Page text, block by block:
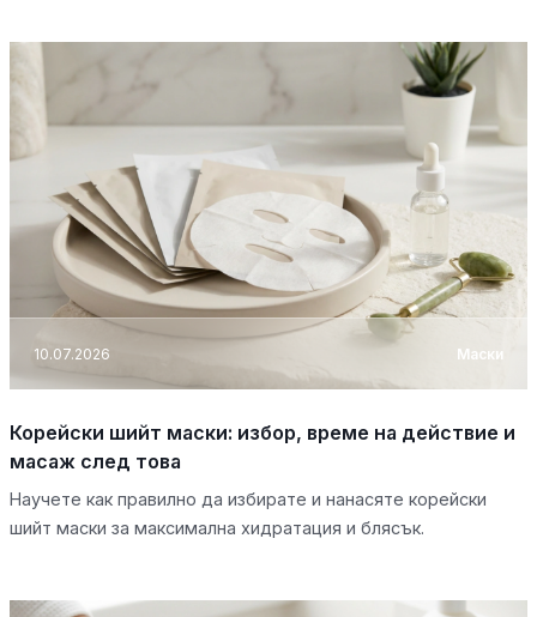
10.07.2026 Маски
Корейски шийт маски: избор, време на действие и
масаж след това
Научете как правилно да избирате и нанасяте корейски
шийт маски за максимална хидратация и блясък.